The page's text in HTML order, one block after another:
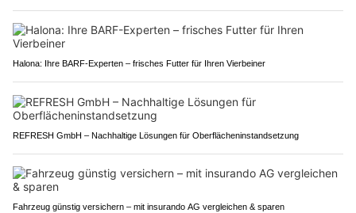
Halona: Ihre BARF-Experten – frisches Futter für Ihren Vierbeiner
REFRESH GmbH – Nachhaltige Lösungen für Oberflächeninstandsetzung
Fahrzeug günstig versichern – mit insurando AG vergleichen & sparen